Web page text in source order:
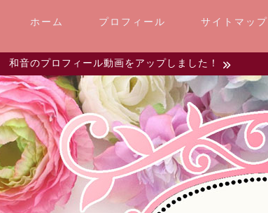
ホーム プロフィール サイトマップ
和音のプロフィール動画をアップしました！